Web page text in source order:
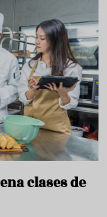
clases de